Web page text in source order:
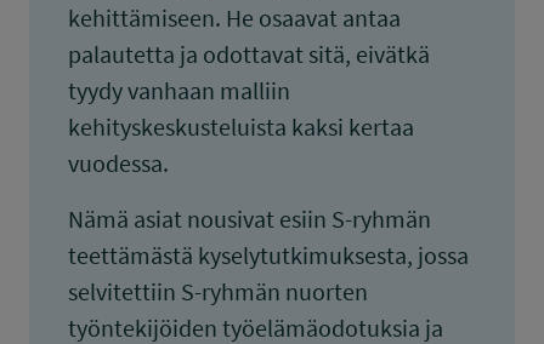
kehittämiseen. He osaavat antaa
palautetta ja odottavat sitä, eivätkä
tyydy vanhaan malliin
kehityskeskusteluista kaksi kertaa
vuodessa.
Nämä asiat nousivat esiin S-ryhmän
teettämästä kyselytutkimuksesta, jossa
selvitettiin S-ryhmän nuorten
työntekijöiden työelämäodotuksia ja